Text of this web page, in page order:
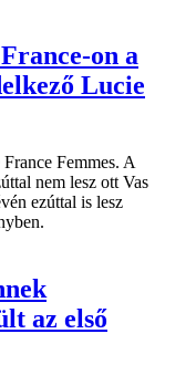
on a
Lucie
Femmes. A
nem lesz ott Vas
ezúttal is lesz
az első